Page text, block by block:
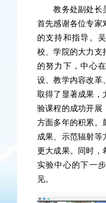
教务处副处长
首先感谢各位专家
的支持和指导。
校、学院的大力支
的努力下，中心
设、教学内容改革
取得了显著成果，
验课程的成功开展
方面多年的积累。
成果、示范辐射等
更大成果。同时，
实验中心的下一
见。